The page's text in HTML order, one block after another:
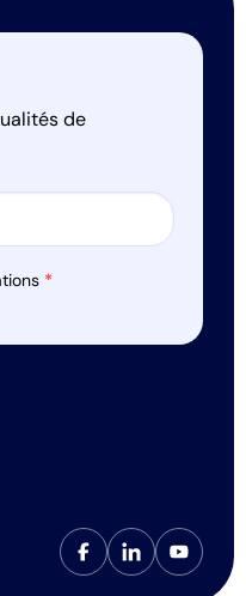
de
*
pour